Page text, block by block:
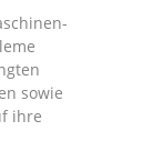
sowie
ihre